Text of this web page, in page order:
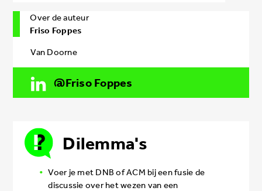
Over de auteur
Friso Foppes
Van Doorne
Friso Foppes
Dilemma's
Voer je met DNB of ACM bij een fusie de
discussie over het wezen van een